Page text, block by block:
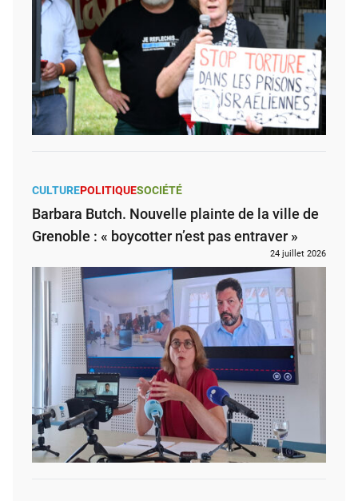
CULTUREPOLITIQUESOCIÉTÉ
Barbara Butch. Nouvelle plainte de la ville de
Grenoble : « boycotter n’est pas entraver »
24 juillet 2026